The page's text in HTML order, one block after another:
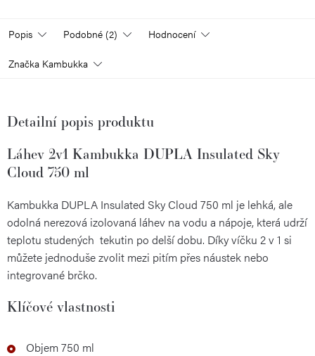
Popis Podobné (2) Hodnocení
Značka Kambukka
Detailní popis produktu
Láhev 2v1 Kambukka DUPLA Insulated Sky
Cloud 750 ml
Kambukka DUPLA Insulated Sky Cloud 750 ml je lehká, ale
odolná nerezová izolovaná láhev na vodu a nápoje, která udrží
teplotu studených tekutin po delší dobu. Díky víčku 2 v 1 si
můžete jednoduše zvolit mezi pitím přes náustek nebo
integrované brčko.
Klíčové vlastnosti
Objem 750 ml